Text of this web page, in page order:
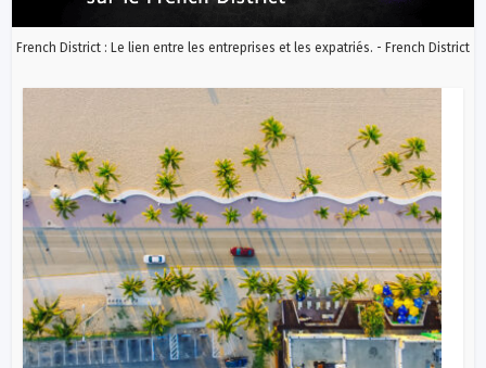
French District : Le lien entre les entreprises et les expatriés. - French District